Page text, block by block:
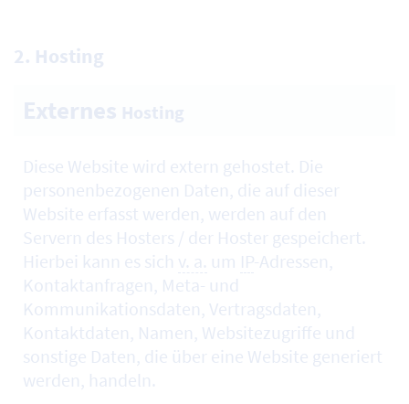
2. Hosting
Diese Website wird extern gehostet. Die
personenbezogenen Daten, die auf dieser
Website erfasst werden, werden auf den
Servern des Hosters / der Hoster gespeichert.
Hierbei kann es sich v. a. um IP-Adressen,
Kontaktanfragen, Meta- und
Kommunikationsdaten, Vertragsdaten,
Kontaktdaten, Namen, Websitezugriffe und
sonstige Daten, die über eine Website generiert
werden, handeln.